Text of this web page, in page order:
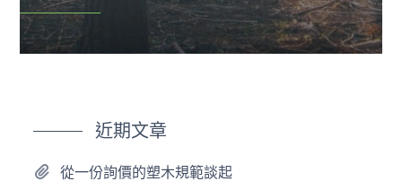
近期文章
從一份詢價的塑木規範談起